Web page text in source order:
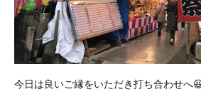
今日は良いご縁をいただき打ち合わせへ